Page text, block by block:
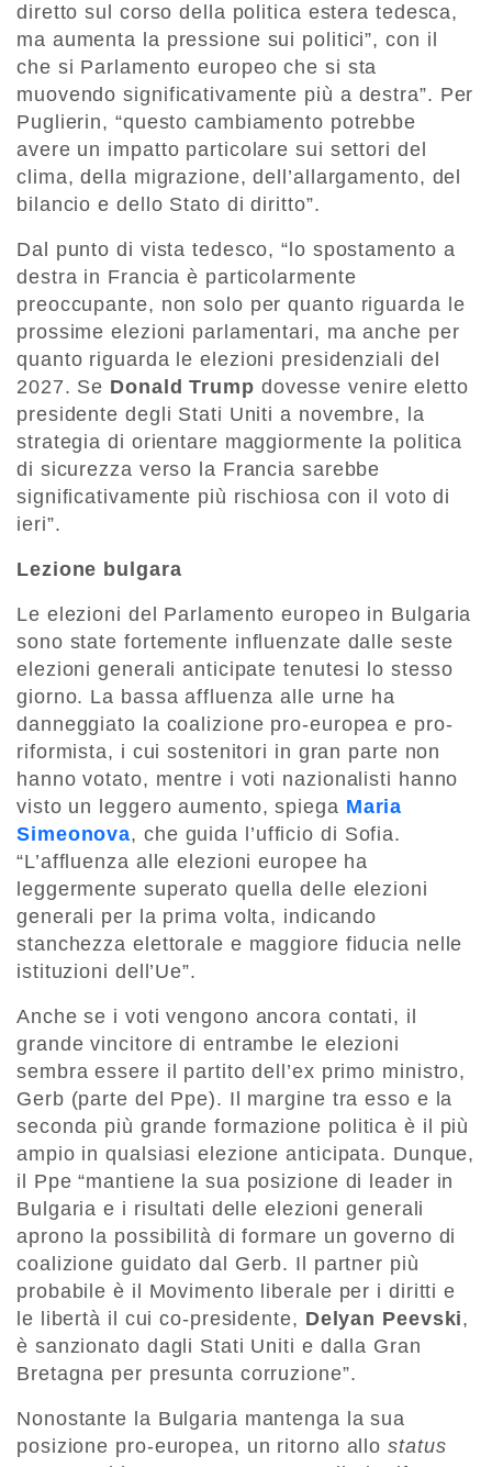
diretto sul corso della politica estera tedesca,
ma aumenta la pressione sui politici”, con il
che si Parlamento europeo che si sta
muovendo significativamente più a destra”. Per
Puglierin, “questo cambiamento potrebbe
avere un impatto particolare sui settori del
clima, della migrazione, dell’allargamento, del
bilancio e dello Stato di diritto”.
Dal punto di vista tedesco, “lo spostamento a
destra in Francia è particolarmente
preoccupante, non solo per quanto riguarda le
prossime elezioni parlamentari, ma anche per
quanto riguarda le elezioni presidenziali del
2027. Se Donald Trump dovesse venire eletto
presidente degli Stati Uniti a novembre, la
strategia di orientare maggiormente la politica
di sicurezza verso la Francia sarebbe
significativamente più rischiosa con il voto di
ieri”.
Lezione bulgara
Le elezioni del Parlamento europeo in Bulgaria
sono state fortemente influenzate dalle seste
elezioni generali anticipate tenutesi lo stesso
giorno. La bassa affluenza alle urne ha
danneggiato la coalizione pro-europea e pro-
riformista, i cui sostenitori in gran parte non
hanno votato, mentre i voti nazionalisti hanno
visto un leggero aumento, spiega Maria
Simeonova, che guida l’ufficio di Sofia.
“L’affluenza alle elezioni europee ha
leggermente superato quella delle elezioni
generali per la prima volta, indicando
stanchezza elettorale e maggiore fiducia nelle
istituzioni dell’Ue”.
Anche se i voti vengono ancora contati, il
grande vincitore di entrambe le elezioni
sembra essere il partito dell’ex primo ministro,
Gerb (parte del Ppe). Il margine tra esso e la
seconda più grande formazione politica è il più
ampio in qualsiasi elezione anticipata. Dunque,
il Ppe “mantiene la sua posizione di leader in
Bulgaria e i risultati delle elezioni generali
aprono la possibilità di formare un governo di
coalizione guidato dal Gerb. Il partner più
probabile è il Movimento liberale per i diritti e
le libertà il cui co-presidente, Delyan Peevski,
è sanzionato dagli Stati Uniti e dalla Gran
Bretagna per presunta corruzione”.
Nonostante la Bulgaria mantenga la sua
posizione pro-europea, un ritorno allostatus